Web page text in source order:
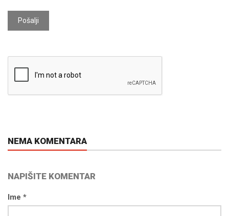
Pošalji
NEMA KOMENTARA
NAPIŠITE KOMENTAR
Ime *